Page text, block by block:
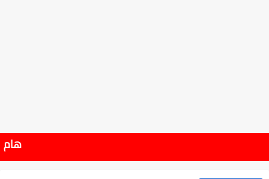
هام : نتائج شهادة
موعد الدخول المدرسي ورزنامة العطل والاختبارات للسنة الدراسية 2025-2026
الإعلان عن نتائج بكالوريا 2025 في الجزائر يوم 20...